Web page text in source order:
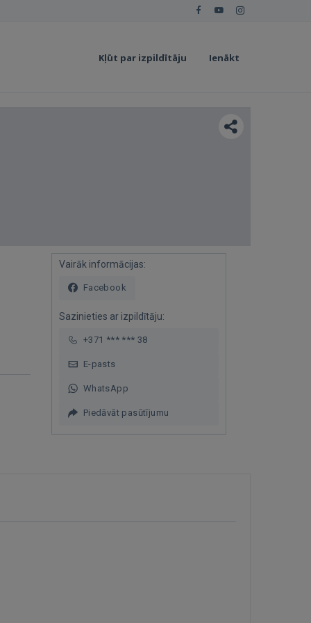
Kļūt par izpildītāju Ienākt
Vairāk informācijas:
Facebook
Sazinieties ar izpildītāju:
+371 *** *** 38
E-pasts
WhatsApp
Piedāvāt pasūtījumu